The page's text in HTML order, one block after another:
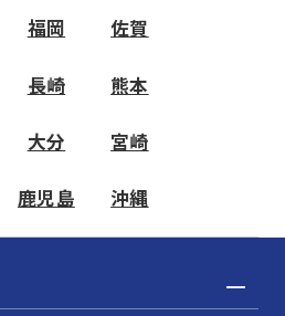
福岡 佐賀
長崎 熊本
大分 宮崎
鹿児島 沖縄